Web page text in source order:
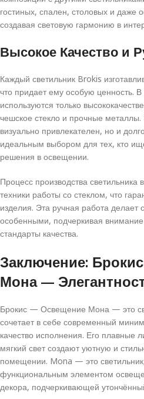
гостиных, спален, столовых и даже
создавая световую гармонию в
Высокое Качество и
Каждый светильник Brokis
что придает ему особую
используются только
чешское стекло и прочные металлы.
визуально привлекателен, но и
идеальным выбором для тех, кто
решения в освещении.
Процесс производства
техники работы со стеклом, что
изделия. Эта ручная работа делает
особенными, подчеркивая
стандарты качества.
Заключение:
Мона —
Брокис — Освещение Мона — это
сочетает в себе современный
качество исполнения. Его
мягкий свет создают уютную и
помещении. Mona — это
функциональным элементом
декора, подчеркивающей